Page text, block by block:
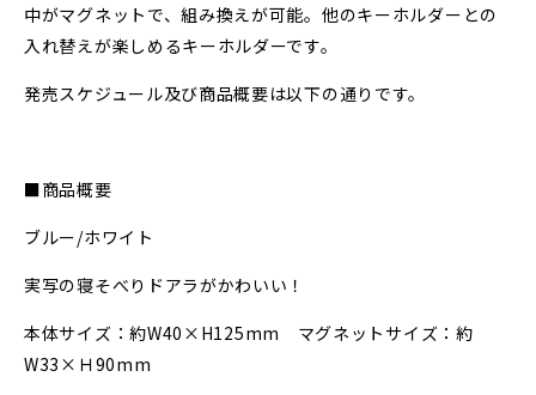
中がマグネットで、組み換えが可能。他のキーホルダーとの
入れ替えが楽しめるキーホルダーです。
発売スケジュール及び商品概要は以下の通りです。
■商品概要
ブルー/ホワイト
実写の寝そべりドアラがかわいい！
本体サイズ：約W40×H125mm マグネットサイズ：約
W33× Ｈ90mm